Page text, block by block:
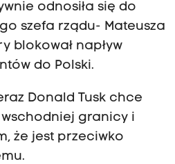
odnosiła się do
szefa rządu- Mateusza
blokował napływ
do Polski.
Donald Tusk chce
granicy i
że jest przeciwko